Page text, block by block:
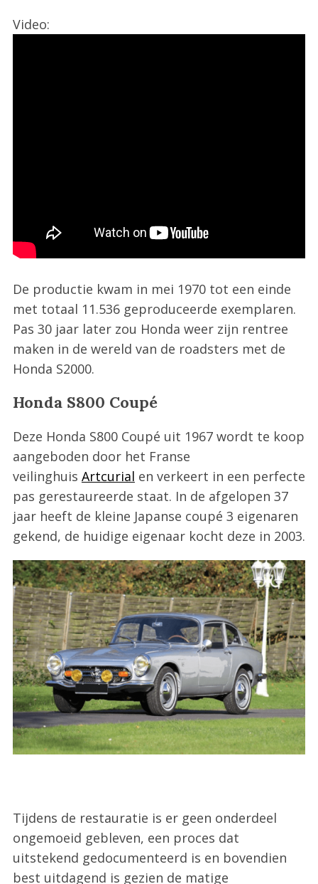
Video:
De productie kwam in mei 1970 tot een einde
met totaal 11.536 geproduceerde exemplaren.
Pas 30 jaar later zou Honda weer zijn rentree
maken in de wereld van de roadsters met de
Honda S2000.
Honda S800 Coupé
Deze Honda S800 Coupé uit 1967 wordt te koop
aangeboden door het Franse
veilinghuis Artcurial en verkeert in een perfecte
pas gerestaureerde staat. In de afgelopen 37
jaar heeft de kleine Japanse coupé 3 eigenaren
gekend, de huidige eigenaar kocht deze in 2003.
Tijdens de restauratie is er geen onderdeel
ongemoeid gebleven, een proces dat
uitstekend gedocumenteerd is en bovendien
best uitdagend is gezien de matige
e